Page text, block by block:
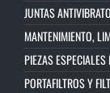
JUNTAS
MANTENIMIENTO,
PIEZAS ESPECIALES
PORTAFILTROS Y